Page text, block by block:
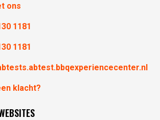
ons
1181
1181
klacht?